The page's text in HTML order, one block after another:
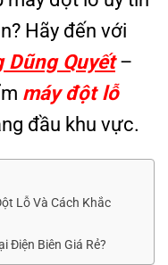
Hãy đến với
Dũng Quyết–
máy đột lỗ
đầu khu vực.
Lỗ Và Cách Khắc
Điện Biên Giá Rẻ?